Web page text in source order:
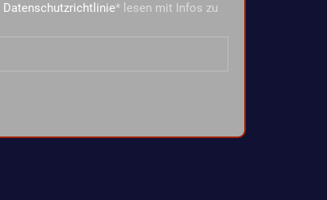
Datenschutzrichtlinie* lesen mit Infos zu